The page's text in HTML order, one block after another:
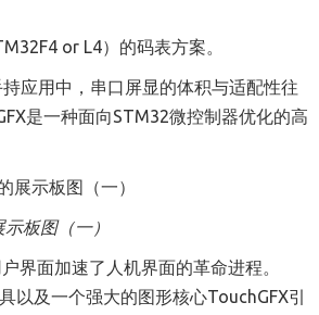
or L4） 的码表方案。
应用中，串口屏显的体积与适配性往
是一种面向STM32微控制器优化的高
板图（一）
界面加速了人机界面的革命进程。
以及一个强大的图形核心TouchGFX引